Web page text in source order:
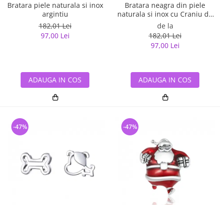
Bratara piele naturala si inox
argintiu
182,01 Lei
97,00 Lei
ADAUGA IN COS
Bratara neagra din piele
naturala si inox cu Craniu de
Viking
de la
182,01 Lei
97,00 Lei
ADAUGA IN COS
-47% -47%